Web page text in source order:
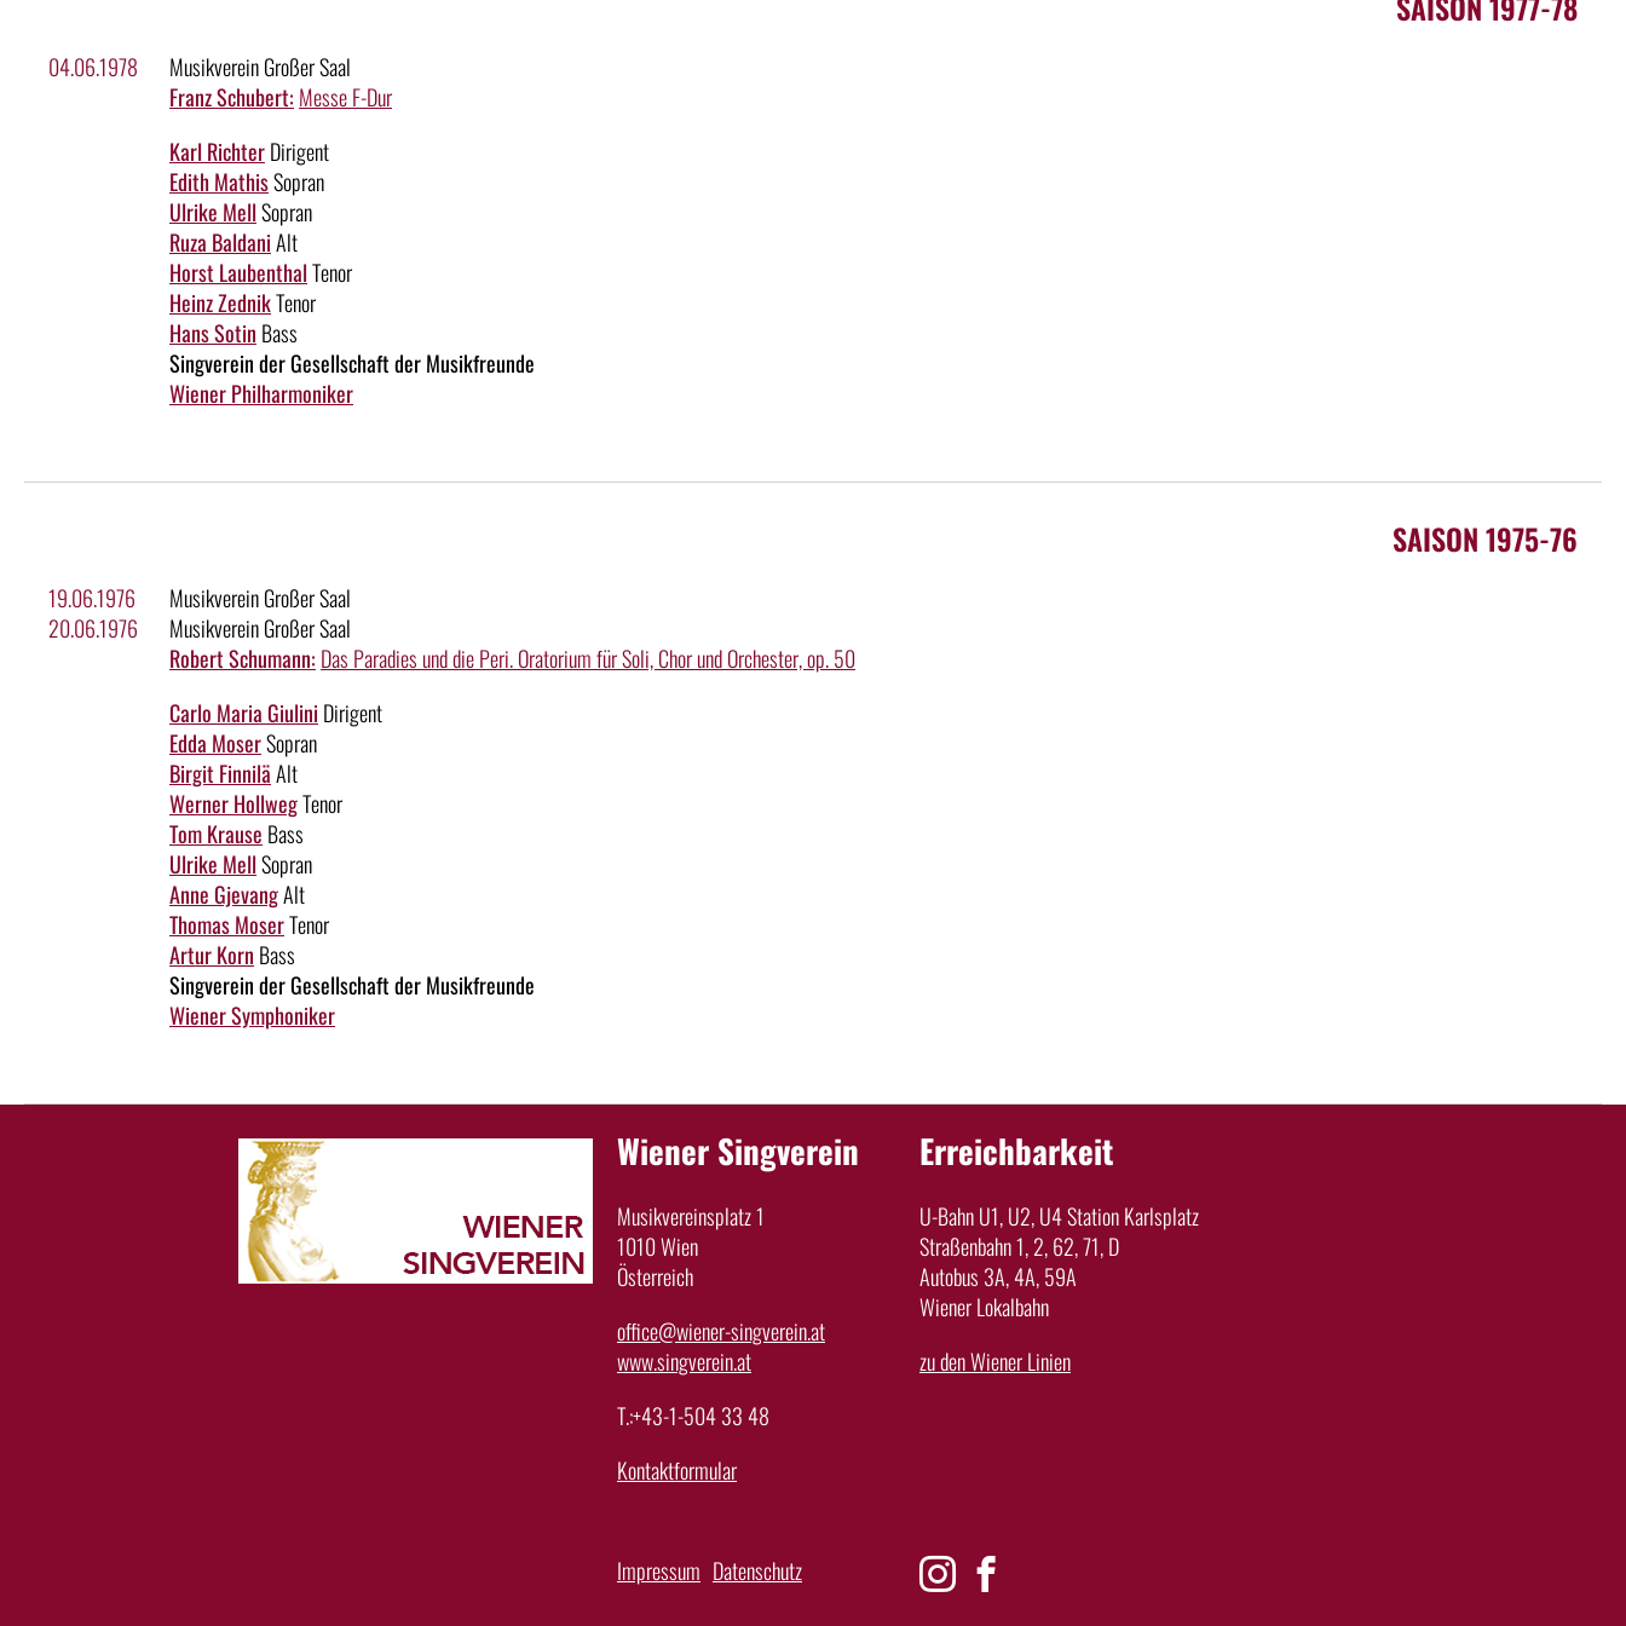
04.06.1978
Musikverein Großer Saal
Franz Schubert: Messe F-Dur
Karl RichterDirigent
Edith MathisSopran
Ulrike MellSopran
Ruza BaldaniAlt
Horst LaubenthalTenor
Heinz ZednikTenor
Hans Sotin Bass
Singverein der Gesellschaft der Musikfreunde
Wiener Philharmoniker
SAISON 1975-76
19.06.1976
Musikverein Großer Saal
20.06.1976
Musikverein Großer Saal
Robert Schumann: Das Paradies und die Peri. Oratorium für Soli, Chor und Orchester, op. 50
Carlo Maria Giulini Dirigent
Edda MoserSopran
Birgit FinniläAlt
Werner HollwegTenor
Tom Krause Bass
Ulrike MellSopran
Anne GjevangAlt
Thomas MoserTenor
Artur Korn Bass
Singverein der Gesellschaft der Musikfreunde
Wiener Symphoniker
Wiener Singverein
Musikvereinsplatz 1
1010 Wien
Österreich
office@wiener-singverein.at
www.singverein.at
T.:+43-1-504 33 48
Kontaktformular
Erreichbarkeit
U-Bahn U1, U2, U4 Station Karlsplatz
Straßenbahn 1, 2, 62, 71, D
Autobus 3A, 4A, 59A
Wiener Lokalbahn
zu den Wiener Linien
Impressum Datenschutz